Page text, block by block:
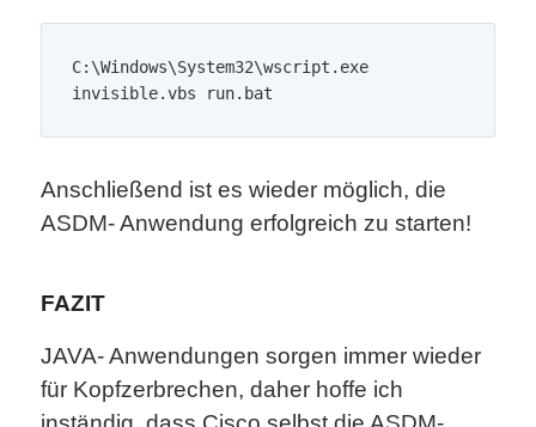
C:\Windows\System32\wscript.exe
invisible.vbs run.bat
Anschließend ist es wieder möglich, die
ASDM- Anwendung erfolgreich zu starten!
FAZIT
JAVA- Anwendungen sorgen immer wieder
für Kopfzerbrechen, daher hoffe ich